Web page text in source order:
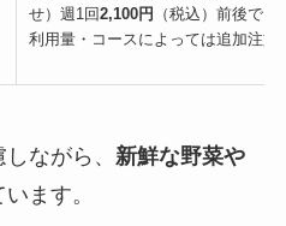
せ）週1回2,100円
（税込）前後で
利用量・コースによっては追加注文
ながら、 新鮮な野菜や
ます。